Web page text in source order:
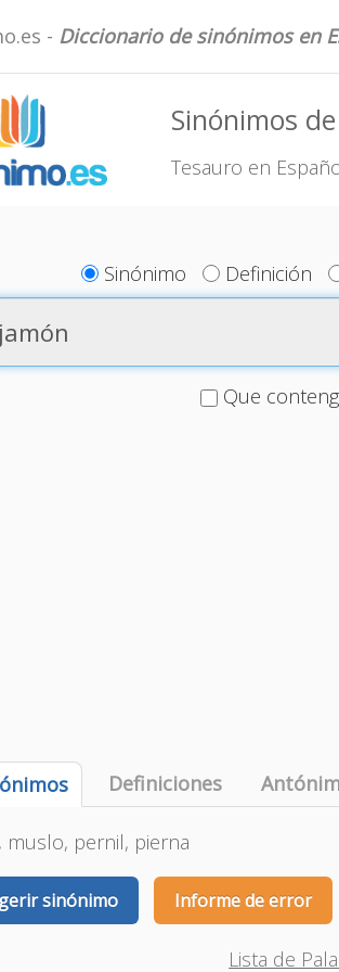
- Diccionario de sinónimos en
Sinónimos
Tesauro en
Sinónimo Definición
Que
Definiciones
muslo, pernil, pierna
sinónimo Informe de error
Lista de